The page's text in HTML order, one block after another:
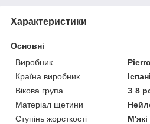
Характеристики
Основні
Виробник
Країна виробник
Вікова група
З 8
Матеріал щетини
Ступінь жорсткості